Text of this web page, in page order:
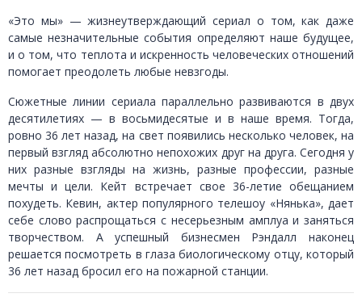
«Это мы» — жизнеутверждающий сериал о том, как даже
самые незначительные события определяют наше будущее,
и о том, что теплота и искренность человеческих отношений
помогает преодолеть любые невзгоды.
Сюжетные линии сериала параллельно развиваются в двух
десятилетиях — в восьмидесятые и в наше время. Тогда,
ровно 36 лет назад, на свет появились несколько человек, на
первый взгляд абсолютно непохожих друг на друга. Сегодня у
них разные взгляды на жизнь, разные профессии, разные
мечты и цели. Кейт встречает свое 36-летие обещанием
похудеть. Кевин, актер популярного телешоу «Нянька», дает
себе слово распрощаться с несерьезным амплуа и заняться
творчеством. А успешный бизнесмен Рэндалл наконец
решается посмотреть в глаза биологическому отцу, который
36 лет назад бросил его на пожарной станции.